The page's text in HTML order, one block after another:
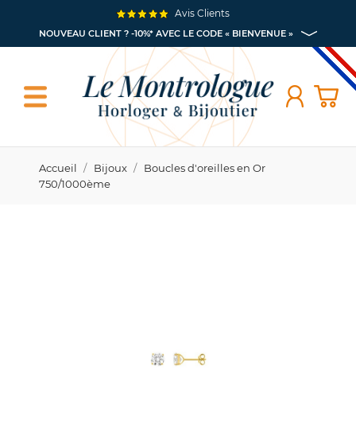
NOUVEAU CLIENT ? -10%* AVEC LE CODE « BIENVENUE »
Avis Clients
Accueil Bijoux
Boucles d'oreilles en Or
750/1000ème